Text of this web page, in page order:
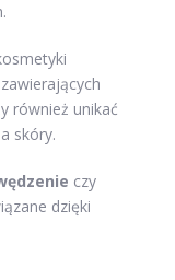
również unikać
skóry.
czy
dzięki